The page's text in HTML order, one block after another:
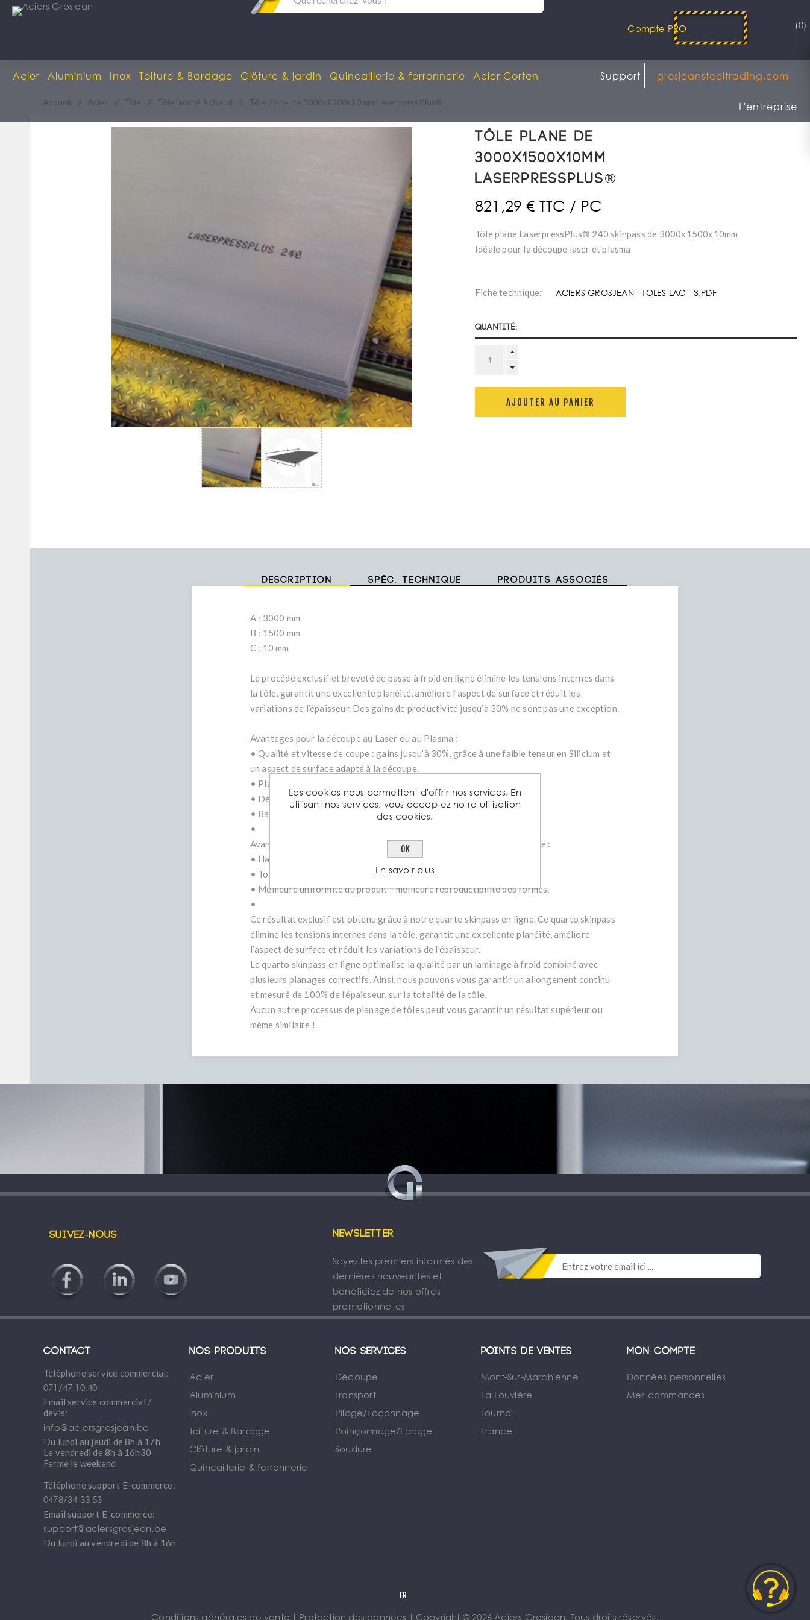
Compte PRO (0)
Acier Aluminium Inox Toiture & Bardage Clôture & jardin Quincaillerie & ferronnerie Acier Corten grosjeansteeltrading.com
Support
L'entreprise
Accueil Acier Tôle Tôle laminé à chaud Tôle plane de 3000x1500x10mm LaserpressPlus®
Tôle plane de
3000x1500x10mm
LaserpressPlus®
821,29 € TTC / PC
Tôle plane LaserpressPlus® 240 skinpass de 3000x1500x10mm
Idéale pour la découpe laser et plasma
Fiche technique: ACIERS GROSJEAN - TOLES LAC - 3.PDF
Quantité:
AJOUTER AU PANIER
Description Spéc. technique Produits associés
A : 3000 mm
B : 1500 mm
C : 10 mm
Le procédé exclusif et breveté de passe à froid en ligne élimine les tensions internes dans
la tôle, garantit une excellente planéité, améliore l’aspect de surface et réduit les
variations de l’épaisseur. Des gains de productivité jusqu’à 30% ne sont pas une exception.
Avantages pour la découpe au Laser ou au Plasma :
• Qualité et vitesse de coupe : gains jusqu’à 30%, grâce à une faible teneur en Silicium et
un aspect de surface adapté à la découpe.
• Planéité parfaite.
• Déformation plus limitée de la pièce découpée.
• Bavure minimisée.
•
Avantages pour le pliage, l’emboutissage et le poinçonnage automatique :
• Haute limite élastique = formage à froid excellent.
• Tolérances de planéité de max. 3mm/m jusqu’à LaserpressPlus® 460
• Meilleure uniformité du produit = meilleure reproductibilité des formes.
•
Ce résultat exclusif est obtenu grâce à notre quarto skinpass en ligne. Ce quarto skinpass
élimine les tensions internes dans la tôle, garantit une excellente planéité, améliore
l’aspect de surface et réduit les variations de l’épaisseur.
Le quarto skinpass en ligne optimalise la qualité par un laminage à froid combiné avec
plusieurs planages correctifs. Ainsi, nous pouvons vous garantir un allongement continu
et mesuré de 100% de l’épaisseur, sur la totalité de la tôle.
Aucun autre processus de planage de tôles peut vous garantir un résultat supérieur ou
même similaire !
Suivez-nous Newsletter
Soyez les premiers informés des
dernières nouveautés et
bénéficiez de nos offres
promotionnelles
Contact
Téléphone service commercial:
071/47.10.40
Email service commercial /
devis:
info@aciersgrosjean.be
Du lundi au jeudi de 8h à 17h
Le vendredi de 8h à 16h30
Fermé le weekend
Téléphone support E-commerce:
0478/34 33 53
Email support E-commerce:
support@aciersgrosjean.be
Du lundi au vendredi de 8h à 16h
Nos produits
Acier
Aluminium
Inox
Toiture & Bardage
Clôture & jardin
Quincaillerie & ferronnerie
Nos services
Découpe
Transport
Pilage/Façonnage
Poinçonnage/Forage
Soudure
Points de ventes
Mont-Sur-Marchienne
La Louvière
Tournai
France
Mon compte
Données personnelles
Mes commandes
Conditions générales de vente ｜ Protection des données ｜ Copyright © 2026 Aciers Grosjean. Tous droits réservés.
Les cookies nous permettent d'offrir nos services. En
utilisant nos services, vous acceptez notre utilisation
des cookies.
OK
En savoir plus